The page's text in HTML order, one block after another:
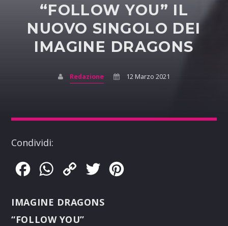
“FOLLOW YOU” IL
NUOVO SINGOLO DEI
IMAGINE DRAGONS
Redazione 12 Marzo 2021
Condividi:
FacebookWhatsApp
Copy
Twitter
IMAGINE DRAGONS
“FOLLOW YOU”